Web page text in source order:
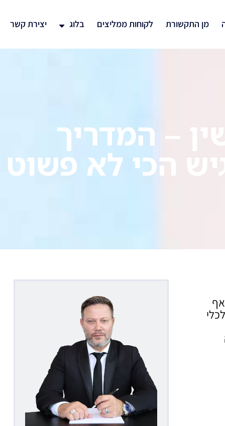
מן התקשורת לקוחות ממליצים בלוג יצירת קשר
– המדריך
הכי לא פשוט